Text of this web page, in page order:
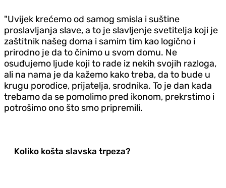
"Uvijek krećemo od samog smisla i suštine
proslavljanja slave, a to je slavljenje svetitelja koji je
zaštitnik našeg doma i samim tim kao logično i
prirodno je da to činimo u svom domu. Ne
osuđujemo ljude koji to rade iz nekih svojih razloga,
ali na nama je da kažemo kako treba, da to bude u
krugu porodice, prijatelja, srodnika. To je dan kada
trebamo da se pomolimo pred ikonom, prekrstimo i
potrošimo ono što smo pripremili.
Koliko košta slavska trpeza?